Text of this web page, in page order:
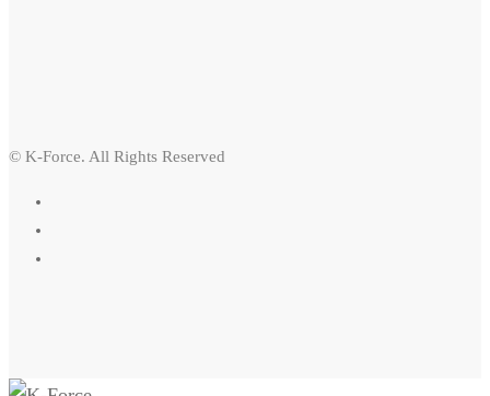
© K-Force. All Rights Reserved